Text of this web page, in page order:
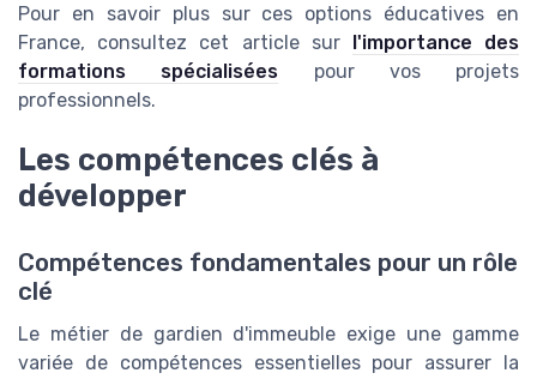
Pour en savoir plus sur ces options éducatives en
France, consultez cet article sur l'importance des
formations spécialisées pour vos projets
professionnels.
Les compétences clés à
développer
Compétences fondamentales pour un rôle
clé
Le métier de gardien d'immeuble exige une gamme
variée de compétences essentielles pour assurer la